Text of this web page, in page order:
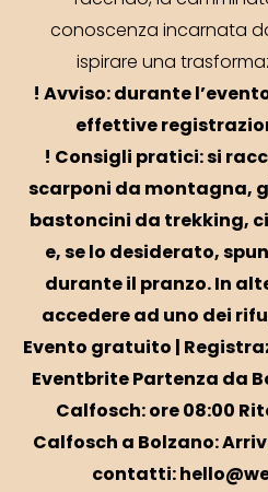
conoscenza incarnata
ispirare una
! Avviso: durante
effettive
! Consigli pratici: si
scarponi da montagna,
bastoncini da trekking,
e, se lo desiderato,
durante il pranzo. In
accedere ad uno dei
Evento gratuito |
EventbritePartenza da
Calfosch: ore 08:00
Calfosch a Bolzano:
contatti: